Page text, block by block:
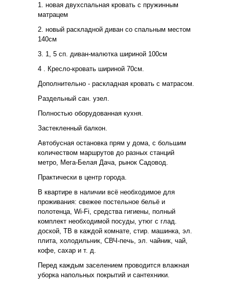
1. новая двухспальная кровать с пружинным
матрацем
2. новый раскладной диван со спальным местом
140см
3. 1, 5 сп. диван-малютка шириной 100см
4 . Кресло-кровать шириной 70см.
Дополнительно - раскладная кровать с матрасом.
Раздельный сан. узел.
Полностью оборудованная кухня.
Застекленный балкон.
Автобусная остановка прям у дома, с большим
количеством маршрутов до разных станций
метро, Мега-Белая Дача, рынок Садовод.
Практически в центр города.
В квартире в наличии всё необходимое для
проживания: свежее постельное бельё и
полотенца, Wi-Fi, средства гигиены, полный
комплект необходимой посуды, утюг с глад.
доской, ТВ в каждой комнате, стир. машинка, эл.
плита, холодильник, СВЧ-печь, эл. чайник, чай,
кофе, сахар и т. д.
Перед каждым заселением проводится влажная
уборка напольных покрытий и сантехники.